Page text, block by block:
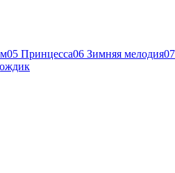
05 Принцесса06 Зимняя мелодия